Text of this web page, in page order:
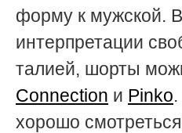
форму к мужской.
интерпретации
талией, шорты
Connection и Pinko
хорошо